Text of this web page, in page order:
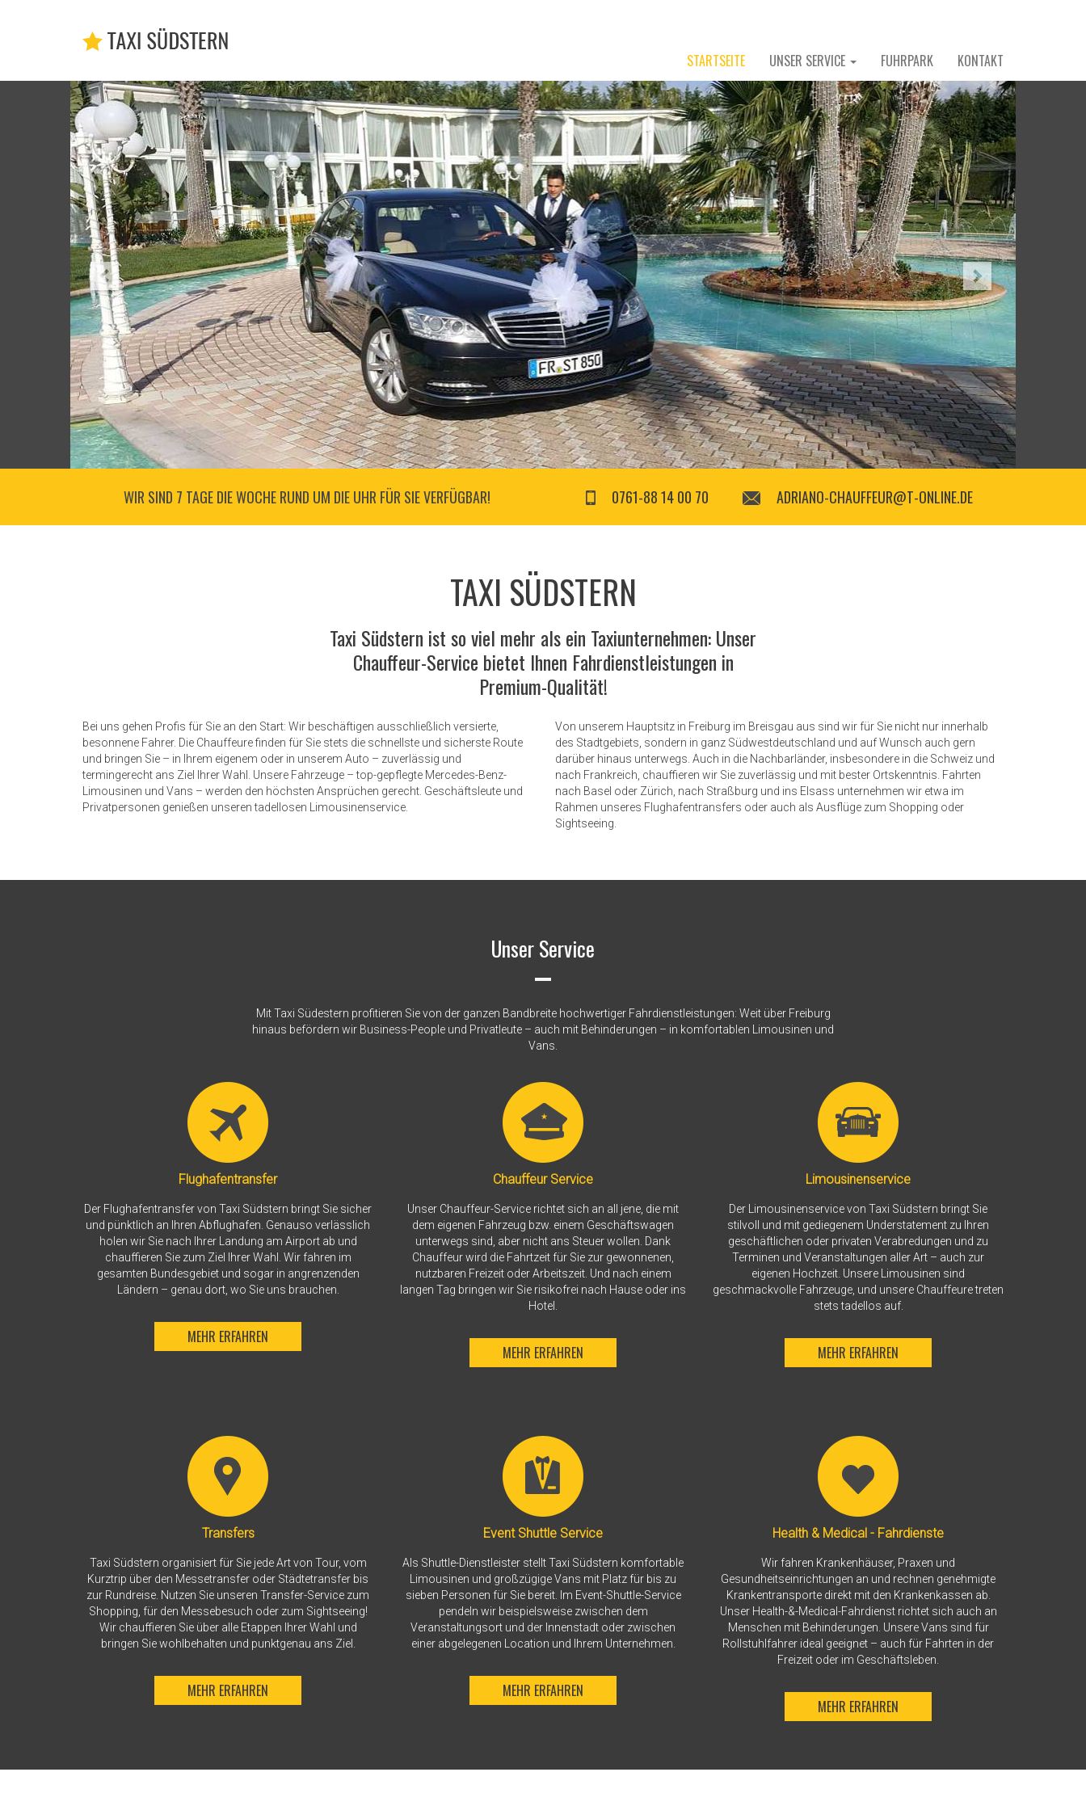
STARTSEITE UNSER SERVICE FUHRPARK KONTAKT
WIR SIND 7 TAGE DIE WOCHE RUND UM DIE UHR FÜR SIE VERFÜGBAR! 0761-88 14 00 70 ADRIANO-CHAUFFEUR@T-ONLINE.DE
TAXI SÜDSTERN
Taxi Südstern ist so viel mehr als ein Taxiunternehmen: Unser
Chauffeur-Service bietet Ihnen Fahrdienstleistungen in
Premium-Qualität!
Bei uns gehen Profis für Sie an den Start: Wir beschäftigen ausschließlich versierte,
besonnene Fahrer. Die Chauffeure finden für Sie stets die schnellste und sicherste Route
und bringen Sie – in Ihrem eigenem oder in unserem Auto – zuverlässig und
termingerecht ans Ziel Ihrer Wahl. Unsere Fahrzeuge – top-gepflegte Mercedes-Benz-
Limousinen und Vans – werden den höchsten Ansprüchen gerecht. Geschäftsleute und
Privatpersonen genießen unseren tadellosen Limousinenservice.
Von unserem Hauptsitz in Freiburg im Breisgau aus sind wir für Sie nicht nur innerhalb
des Stadtgebiets, sondern in ganz Südwestdeutschland und auf Wunsch auch gern
darüber hinaus unterwegs. Auch in die Nachbarländer, insbesondere in die Schweiz und
nach Frankreich, chauffieren wir Sie zuverlässig und mit bester Ortskenntnis. Fahrten
nach Basel oder Zürich, nach Straßburg und ins Elsass unternehmen wir etwa im
Rahmen unseres Flughafentransfers oder auch als Ausflüge zum Shopping oder
Sightseeing.
Unser Service
Mit Taxi Südestern profitieren Sie von der ganzen Bandbreite hochwertiger Fahrdienstleistungen: Weit über Freiburg
hinaus befördern wir Business-People und Privatleute – auch mit Behinderungen – in komfortablen Limousinen und
Vans.
Flughafentransfer
Der Flughafentransfer von Taxi Südstern bringt Sie sicher
und pünktlich an Ihren Abflughafen. Genauso verlässlich
holen wir Sie nach Ihrer Landung am Airport ab und
chauffieren Sie zum Ziel Ihrer Wahl. Wir fahren im
gesamten Bundesgebiet und sogar in angrenzenden
Ländern – genau dort, wo Sie uns brauchen.
MEHR ERFAHREN
Chauffeur Service
Unser Chauffeur-Service richtet sich an all jene, die mit
dem eigenen Fahrzeug bzw. einem Geschäftswagen
unterwegs sind, aber nicht ans Steuer wollen. Dank
Chauffeur wird die Fahrtzeit für Sie zur gewonnenen,
nutzbaren Freizeit oder Arbeitszeit. Und nach einem
langen Tag bringen wir Sie risikofrei nach Hause oder ins
Hotel.
MEHR ERFAHREN
Limousinenservice
Der Limousinenservice von Taxi Südstern bringt Sie
stilvoll und mit gediegenem Understatement zu Ihren
geschäftlichen oder privaten Verabredungen und zu
Terminen und Veranstaltungen aller Art – auch zur
eigenen Hochzeit. Unsere Limousinen sind
geschmackvolle Fahrzeuge, und unsere Chauffeure treten
stets tadellos auf.
MEHR ERFAHREN
Transfers
Taxi Südstern organisiert für Sie jede Art von Tour, vom
Kurztrip über den Messetransfer oder Städtetransfer bis
zur Rundreise. Nutzen Sie unseren Transfer-Service zum
Shopping, für den Messebesuch oder zum Sightseeing!
Wir chauffieren Sie über alle Etappen Ihrer Wahl und
bringen Sie wohlbehalten und punktgenau ans Ziel.
MEHR ERFAHREN
Event Shuttle Service
Als Shuttle-Dienstleister stellt Taxi Südstern komfortable
Limousinen und großzügige Vans mit Platz für bis zu
sieben Personen für Sie bereit. Im Event-Shuttle-Service
pendeln wir beispielsweise zwischen dem
Veranstaltungsort und der Innenstadt oder zwischen
einer abgelegenen Location und Ihrem Unternehmen.
MEHR ERFAHREN
Health & Medical - Fahrdienste
Wir fahren Krankenhäuser, Praxen und
Gesundheitseinrichtungen an und rechnen genehmigte
Krankentransporte direkt mit den Krankenkassen ab.
Unser Health-&-Medical-Fahrdienst richtet sich auch an
Menschen mit Behinderungen. Unsere Vans sind für
Rollstuhlfahrer ideal geeignet – auch für Fahrten in der
Freizeit oder im Geschäftsleben.
MEHR ERFAHREN